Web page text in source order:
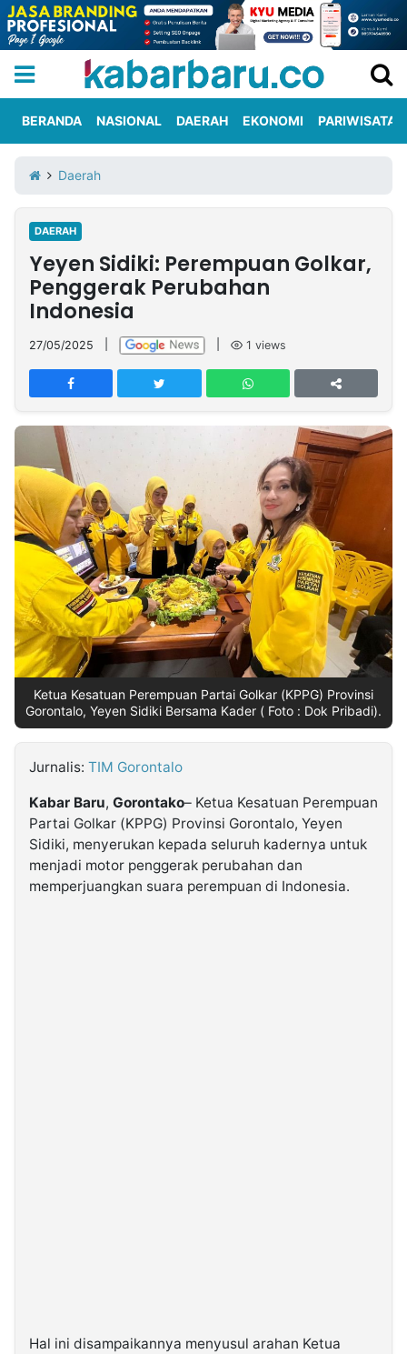
Iklan
Berita
Kami
Nasional
International
Olahraga
Entertainment
Daerah
Pariwisata
Kuliner
Kolom
Network
PT
TREETAN
INDONESIA
Partner
Insight
NTB
Suara
Time
Lens
Daily
Jogja
Jalan
Rakyat
Idealita
News
Kita
Notice
Dinamikapost.com
Radar
Baru
Seedbacklink
Follow
Kabarbaru
Kabarbaru.co
2026
BERANDA NASIONAL DAERAH EKONOMI PARIWISATA
Daerah
DAERAH
Yeyen Sidiki: Perempuan Golkar,
Penggerak Perubahan
Indonesia
27/05/2025 1 views
Ketua Kesatuan Perempuan Partai Golkar (KPPG) Provinsi
Gorontalo, Yeyen Sidiki Bersama Kader ( Foto : Dok Pribadi).
Jurnalis: TIM Gorontalo
Kabar Baru, Gorontako– Ketua Kesatuan Perempuan
Partai Golkar (KPPG) Provinsi Gorontalo, Yeyen
Sidiki, menyerukan kepada seluruh kadernya untuk
menjadi motor penggerak perubahan dan
memperjuangkan suara perempuan di Indonesia.
Hal ini disampaikannya menyusul arahan Ketua